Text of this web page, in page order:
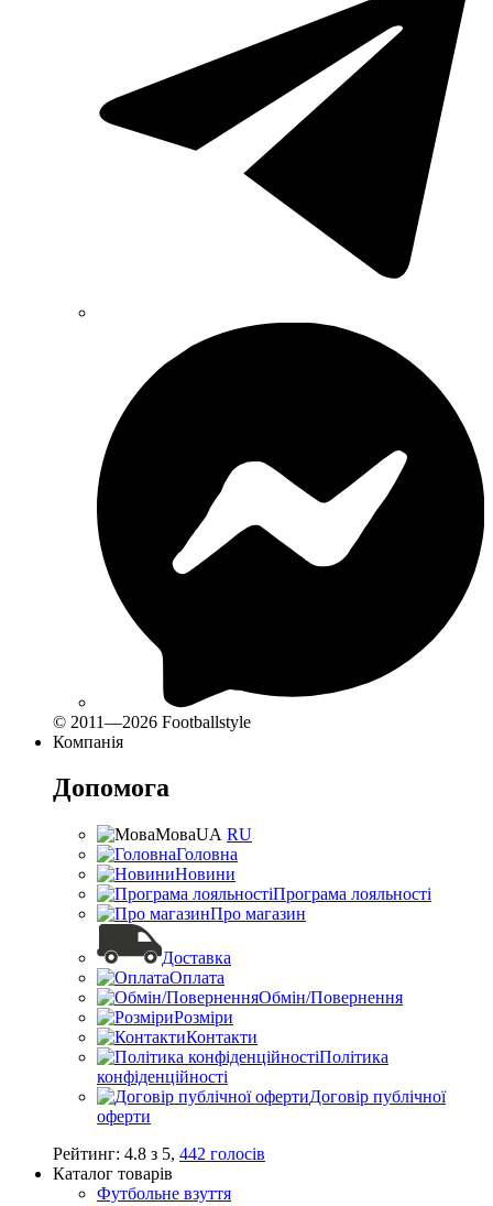
© 2011—2026 Footballstyle
Компанія
Допомога
МоваUA RU
Головна
Новини
Програма лояльності
Про магазин
Доставка
Оплата
Обмін/Повернення
Розміри
Контакти
Політика
конфіденційності
Договір публічної
оферти
Рейтинг: 4.8 з 5, 442 голосів
Каталог товарів
Футбольне взуття